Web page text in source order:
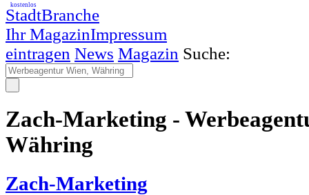
StadtBranche
Ihr MagazinImpressum
kostenlos
eintragen News Magazin Suche:
Zach-Marketing -
Währing
Zach-Marketing